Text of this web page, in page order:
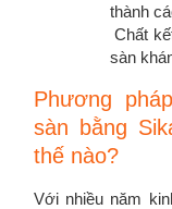
thành
Chất
sàn
Phương
sàn bằng
thế nào?
Với nhiều năm